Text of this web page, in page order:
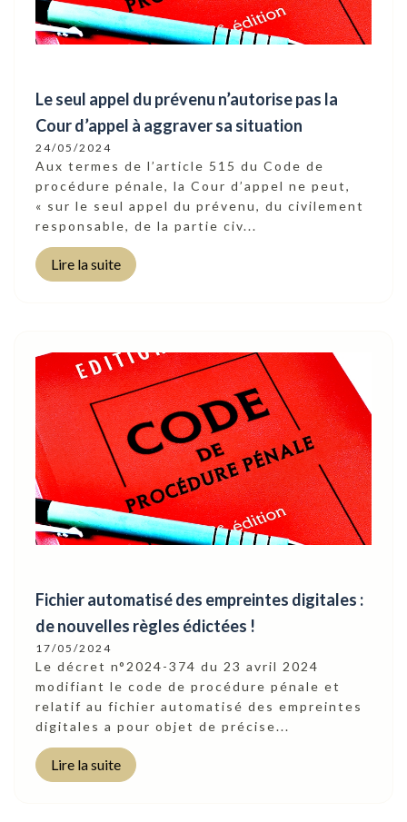
Le seul appel du prévenu n’autorise pas la
Cour d’appel à aggraver sa situation
24/05/2024
Aux termes de l’article 515 du Code de
procédure pénale, la Cour d’appel ne peut,
« sur le seul appel du prévenu, du civilement
responsable, de la partie civ...
Lire la suite
Fichier automatisé des empreintes digitales :
de nouvelles règles édictées !
17/05/2024
Le décret n°2024-374 du 23 avril 2024
modifiant le code de procédure pénale et
relatif au fichier automatisé des empreintes
digitales a pour objet de précise...
Lire la suite